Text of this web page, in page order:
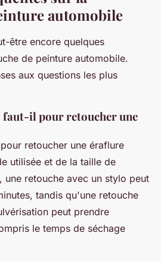
automobile
être encore quelques
de peinture automobile.
aux questions les plus
faut-il pour retoucher une
retoucher une éraflure
utilisée et de la taille de
une retouche avec un stylo peut
tandis qu'une retouche
peut prendre
le temps de séchage